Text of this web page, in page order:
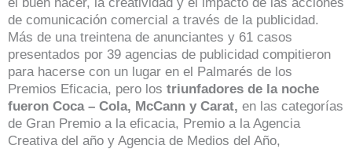
de comunicación comercial a través de la publicidad.
Más de una treintena de anunciantes y 61 casos
presentados por 39 agencias de publicidad compitieron
para hacerse con un lugar en el Palmarés de los
Premios Eficacia, pero los triunfadores de la noche
fueron Coca – Cola, McCann y Carat, en las categorías
de Gran Premio a la eficacia, Premio a la Agencia
Creativa del año y Agencia de Medios del Año,